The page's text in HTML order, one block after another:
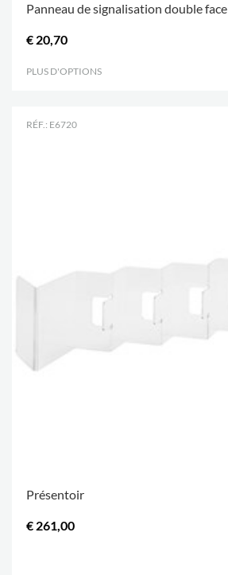
Panneau de signalisation double face
€ 20,70
PLUS D'OPTIONS
RÉF.: E6720
Présentoir
€ 261,00